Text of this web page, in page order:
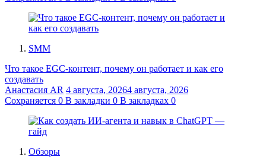
SMM
Что такое EGC-контент, почему он работает и как его
создавать
Анастасия AR 4 августа, 20264 августа, 2026
Сохраняется 0 В закладки 0 В закладках 0
Обзоры